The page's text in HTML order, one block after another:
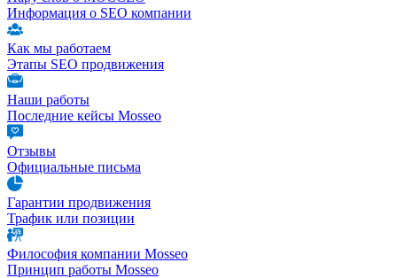
Информация о SEO компании
Как мы работаем
Этапы SEO продвижения
Наши работы
Последние кейсы Mosseo
Отзывы
Официальные письма
Гарантии продвижения
Трафик или позиции
Философия компании Mosseo
Принцип работы Mosseo